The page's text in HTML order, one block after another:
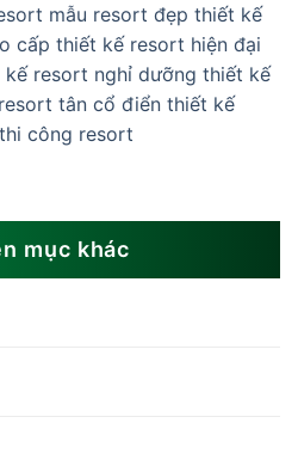
mẫu resort đẹp thiết kế
cấp thiết kế resort hiện đại
kế resort nghỉ dưỡng thiết kế
tân cổ điển thiết kế
công resort
mục khác